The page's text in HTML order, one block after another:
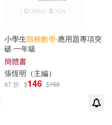
小學生階梯數學·應用題專項突
破·一年級
簡體書
張恆明（主編）
87 折 $146 $168